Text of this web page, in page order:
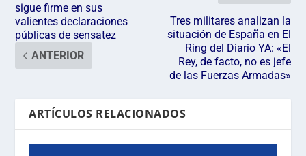
sigue firme en sus
valientes declaraciones
públicas de sensatez
ANTERIOR
Tres militares analizan la
situación de España en El
Ring del Diario YA: «El
Rey, de facto, no es jefe
de las Fuerzas Armadas»
ARTÍCULOS RELACIONADOS